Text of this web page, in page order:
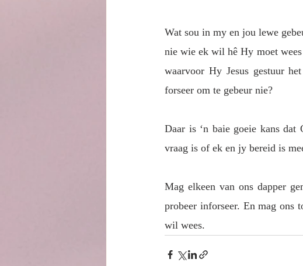
Wat sou in my en jou lewe
nie wie ek wil hê Hy moet
waarvoor Hy Jesus gestuur
forseer om te gebeur nie?
Daar is ‘n baie goeie kans
vraag is of ek en jy bereid is
Mag elkeen van ons dapper
probeer inforseer. En mag ons
wil wees.